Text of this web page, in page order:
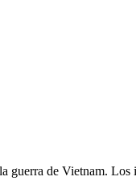
guerra de Vietnam. Los